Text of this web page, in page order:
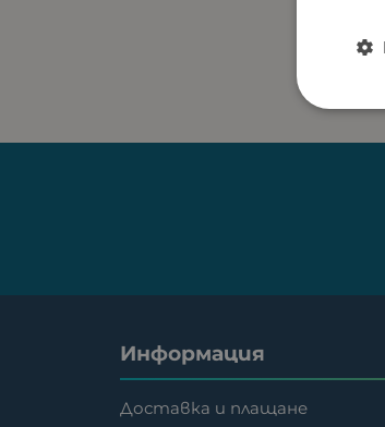
Информация
Доставка и плащане